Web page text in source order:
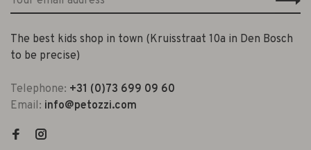
The best kids shop in town (Kruisstraat 10a in Den Bosch
to be precise)
Telephone: +31 (0)73 699 09 60
Email: info@petozzi.com